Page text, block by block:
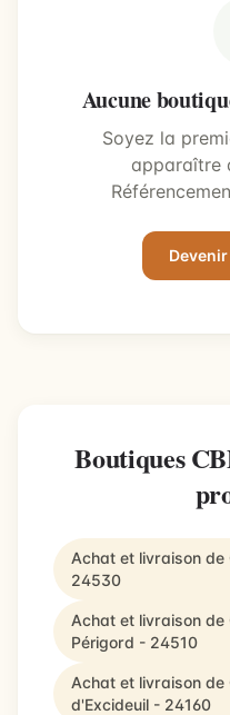
Aucune
Soyez la
apparaître
Boutiques
Achat et livraison
24530
Achat et livraison
Périgord - 24510
Achat et livraison de
d'Excideuil - 24160